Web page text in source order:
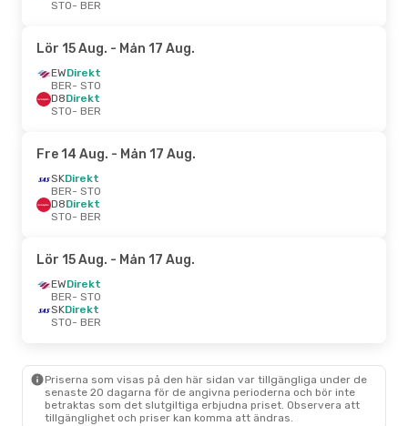
STO- BER
Lör 15 Aug. - Mån 17 Aug.
EWDirekt
BER- STO
D8Direkt
STO- BER
Fre 14 Aug. - Mån 17 Aug.
SKDirekt
BER- STO
D8Direkt
STO- BER
Lör 15 Aug. - Mån 17 Aug.
EWDirekt
BER- STO
SKDirekt
STO- BER
Priserna som visas på den här sidan var tillgängliga under de
senaste 20 dagarna för de angivna perioderna och bör inte
betraktas som det slutgiltiga erbjudna priset. Observera att
tillgänglighet och priser kan komma att ändras.